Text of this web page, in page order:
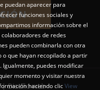
| Diseño web
puedan aparecer para
funciones sociales y
información sobre el
de redes
pueden combinarla con otra
que hayan recopilado a partir
Igualmente, puedes modificar
momento y visitar nuestra
haciendo clicView